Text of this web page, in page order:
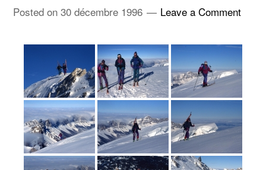
Posted on30 décembre 1996 Leave a Comment